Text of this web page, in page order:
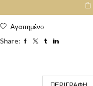
Αγαπημένο
Share: